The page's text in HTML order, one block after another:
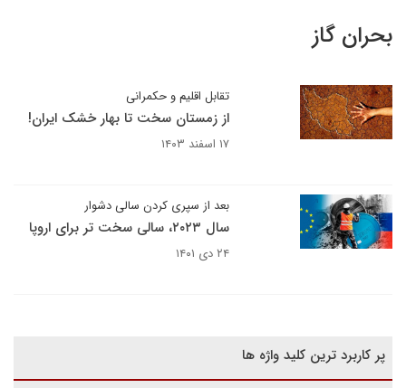
بحران گاز
تقابل اقلیم و حکمرانی
از زمستان سخت تا بهار خشک ایران!
۱۷ اسفند ۱۴۰۳
بعد از سپری کردن سالی دشوار
سال ۲۰۲۳، سالی سخت تر برای اروپا
۲۴ دی ۱۴۰۱
پر کاربرد ترین کلید واژه ها